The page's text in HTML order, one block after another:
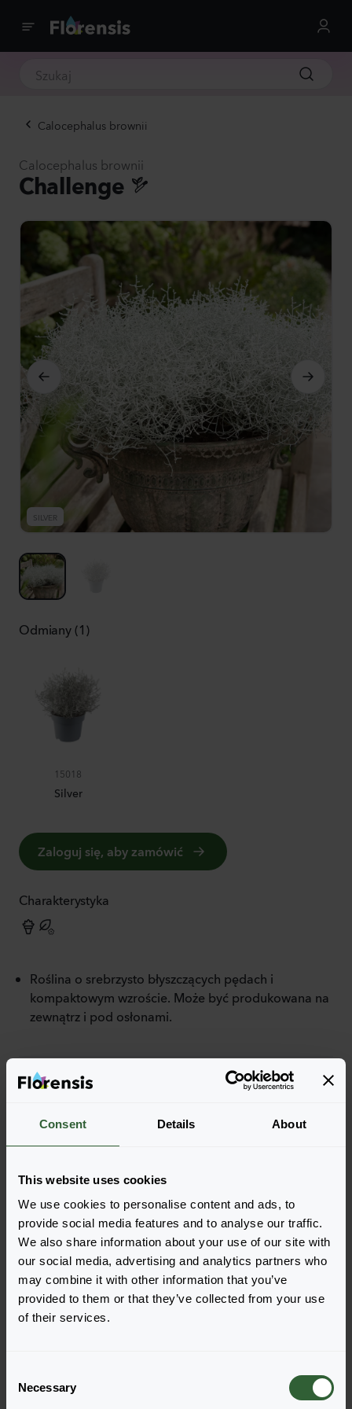
Consent Details About
This website uses cookies
We use cookies to personalise content and ads, to
provide social media features and to analyse our traffic.
We also share information about your use of our site with
our social media, advertising and analytics partners who
may combine it with other information that you’ve
provided to them or that they’ve collected from your use
of their services.
Necessary
Calocephalus brownii
Calocephalus brownii
Challenge
SILVER
Odmiany (1)
15018
Silver
Zaloguj się, aby zamówić
Charakterystyka
Roślina o srebrzysto błyszczących pędach i
kompaktowym wzroście. Może być produkowana na
zewnątrz i pod osłonami.
Więcej cech charakterystycznych
Więcej informacji
Zamów
Łatwo dodawaj pozycje do zamówienia, wybierając
jedną z form produktu wyszukanych odmian. Po jej
dodaniu podsumowanie poniżej zostanie
zaktualizowane.
Wyświetl pełną dostępność